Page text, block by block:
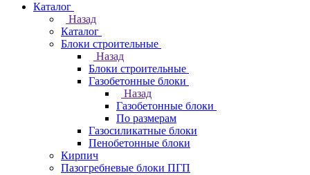
Каталог
Назад
Каталог
Блоки строительные
Назад
Блоки строительные
Газобетонные блоки
Назад
Газобетонные блоки
По размерам
Газосиликатные блоки
Пенобетонные блоки
Кирпич
Пазогребневые блоки ПГП